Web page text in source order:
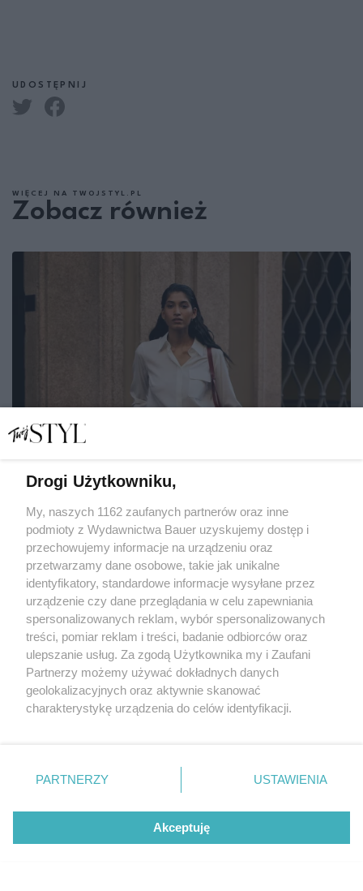
UDOSTĘPNIJ
WIĘCEJ NA TWOJSTYL.PL
Zobacz również
Scarf bag zostaje z nami jesienią. Teraz będziemy ją
nosić w wersji skórzanej
Drogi Użytkowniku,
My, naszych 1162 zaufanych partnerów oraz inne
podmioty z Wydawnictwa Bauer uzyskujemy dostęp i
przechowujemy informacje na urządzeniu oraz
przetwarzamy dane osobowe, takie jak unikalne
identyfikatory, standardowe informacje wysyłane przez
urządzenie czy dane przeglądania w celu zapewniania
spersonalizowanych reklam, wybór spersonalizowanych
treści, pomiar reklam i treści, badanie odbiorców oraz
ulepszanie usług. Za zgodą Użytkownika my i Zaufani
Partnerzy możemy używać dokładnych danych
geolokalizacyjnych oraz aktywnie skanować
charakterystykę urządzenia do celów identyfikacji.
zmienić/wycofać klikając przycisk ustawień prywatności
znajdujący się w lewym dolnym rogu strony
rodzaje przetwarzania danych nie wymagają zgody
użytkownika, ale masz prawo sprzeciwić się takiemu
PARTNERZY USTAWIENIA
Akceptuję